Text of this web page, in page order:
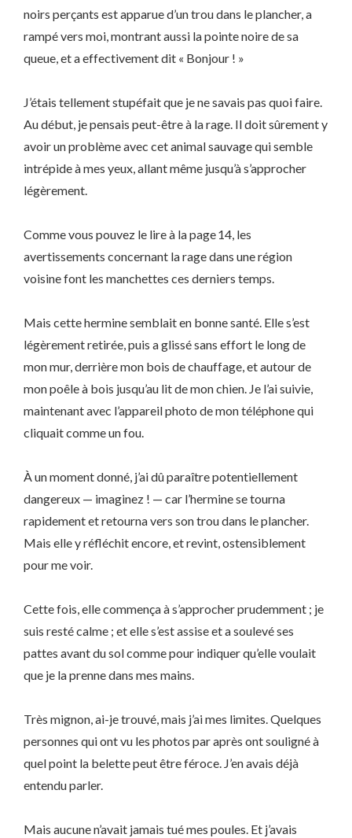
noirs perçants est apparue d’un trou dans le plancher, a
rampé vers moi, montrant aussi la pointe noire de sa
queue, et a effectivement dit « Bonjour ! »
J’étais tellement stupéfait que je ne savais pas quoi faire.
Au début, je pensais peut-être à la rage. Il doit sûrement y
avoir un problème avec cet animal sauvage qui semble
intrépide à mes yeux, allant même jusqu’à s’approcher
légèrement.
Comme vous pouvez le lire à la page 14, les
avertissements concernant la rage dans une région
voisine font les manchettes ces derniers temps.
Mais cette hermine semblait en bonne santé. Elle s’est
légèrement retirée, puis a glissé sans effort le long de
mon mur, derrière mon bois de chauffage, et autour de
mon poêle à bois jusqu’au lit de mon chien. Je l’ai suivie,
maintenant avec l’appareil photo de mon téléphone qui
cliquait comme un fou.
À un moment donné, j’ai dû paraître potentiellement
dangereux — imaginez ! — car l’hermine se tourna
rapidement et retourna vers son trou dans le plancher.
Mais elle y réfléchit encore, et revint, ostensiblement
pour me voir.
Cette fois, elle commença à s’approcher prudemment ; je
suis resté calme ; et elle s’est assise et a soulevé ses
pattes avant du sol comme pour indiquer qu’elle voulait
que je la prenne dans mes mains.
Très mignon, ai-je trouvé, mais j’ai mes limites. Quelques
personnes qui ont vu les photos par après ont souligné à
quel point la belette peut être féroce. J’en avais déjà
entendu parler.
Mais aucune n’avait jamais tué mes poules. Et j’avais